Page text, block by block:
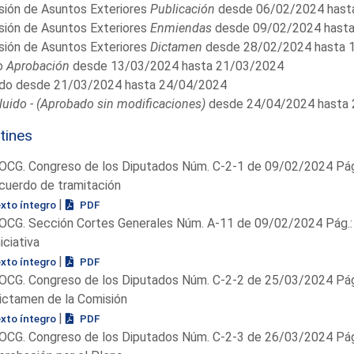
de Asuntos Exteriores Publicación desde 06/02/2024
de Asuntos Exteriores Enmiendasdesde 09/02/2024
de Asuntos Exteriores Dictamen desde 28/02/2024 hasta
Aprobación desde 13/03/2024 hasta 21/03/2024
desde 21/03/2024 hasta 24/04/2024
- (Aprobado sin modificaciones)desde 24/04/2024 hasta
Congreso de los Diputados Núm. C-2-1 de 09/02/2024
de tramitación
íntegro | PDF
Sección Cortes Generales Núm. A-11 de 09/02/2024
íntegro | PDF
Congreso de los Diputados Núm. C-2-2 de 25/03/2024
de la Comisión
íntegro | PDF
Congreso de los Diputados Núm. C-2-3 de 26/03/2024